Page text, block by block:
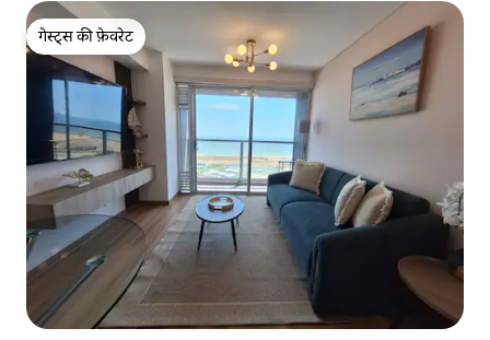
गेस्ट्स की फ़ेवरेट
गेस्ट्स की फ़ेवरेट